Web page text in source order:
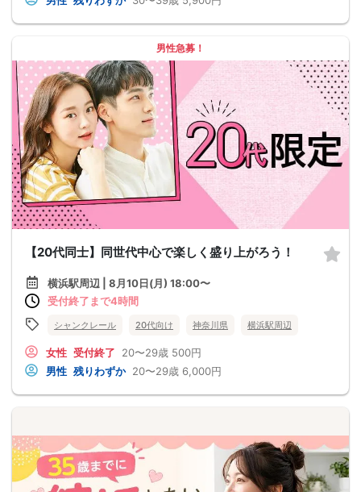
男性急募！
【20代同士】同世代中心で楽しく盛り上がろう！
横浜駅周辺 | 8月10日(月) 18:00〜
受付終了まで4時間
シャンクレール 20代向け 神奈川県 横浜駅周辺
女性 受付終了 20〜29歳 500円
男性 残りわずか 20〜29歳 6,000円